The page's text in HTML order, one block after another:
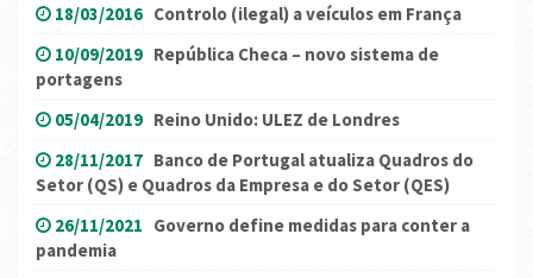
18/03/2016 Controlo (ilegal) a veículos em França
10/09/2019 República Checa – novo sistema de
portagens
05/04/2019 Reino Unido: ULEZ de Londres
28/11/2017 Banco de Portugal atualiza Quadros do
Setor (QS) e Quadros da Empresa e do Setor (QES)
26/11/2021 Governo define medidas para conter a
pandemia